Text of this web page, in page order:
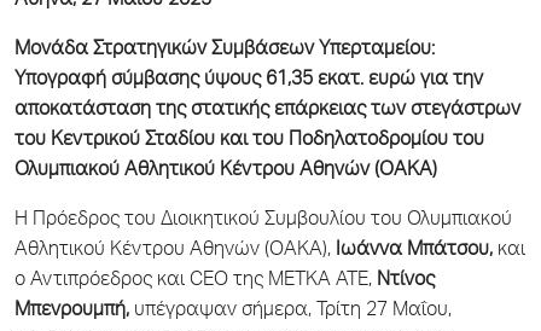
Μονάδα Στρατηγικών Συμβάσεων Υπερταμείου:
Υπογραφή σύμβασης ύψους 61,35 εκατ. ευρώ για την
αποκατάσταση της στατικής επάρκειας των στεγάστρων
του Κεντρικού Σταδίου και του Ποδηλατοδρομίου του
Ολυμπιακού Αθλητικού Κέντρου Αθηνών (ΟΑΚΑ)
Η Πρόεδρος του Διοικητικού Συμβουλίου του Ολυμπιακού
Αθλητικού Κέντρου Αθηνών (ΟΑΚΑ), Ιωάννα Μπάτσου, και
ο Αντιπρόεδρος και CEO της ΜΕΤΚΑ ΑΤΕ, Ντίνος
Μπενρουμπή, υπέγραψαν σήμερα, Τρίτη 27 Μαΐου,